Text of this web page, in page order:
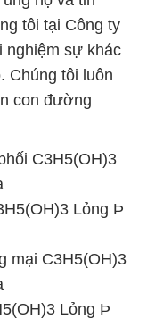
tôi tại Công ty
nghiệm sự khác
Chúng tôi luôn
con đường
C3H5(OH)3
Lỏng Þ
mại C3H5(OH)3
Lỏng Þ